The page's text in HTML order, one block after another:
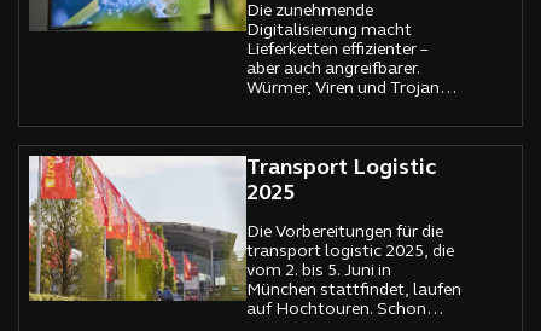
Online-Befragung unter
1.851 Ausstellern und
Besuchern zwischen dem
18. Februar und 4. März
2025 zeigt: Industrie,
arbeiten enger zusammen
als je zuvor, um die
Herausforderungen der
Zukunft zu meistern.
Die zunehmende
Digitalisierung macht
Lieferketten effizienter –
aber auch angreifbarer.
Würmer, Viren und Trojaner
vernetzte Logistiksysteme
ein und verursachen
erhebliche Störungen. Die
transport logistic 2025, die
vom 2. bis 5. Juni in
München stattfindet,
nimmt sich diesem
brisanten Thema an und
rückt Cybersicherheit quer
über alle Verkehrsträger und
Branchen in den Fokus.
Transport Logistic
2025
Die Vorbereitungen für die
transport logistic 2025, die
vom 2. bis 5. Juni in
München stattfindet, laufen
auf Hochtouren. Schon